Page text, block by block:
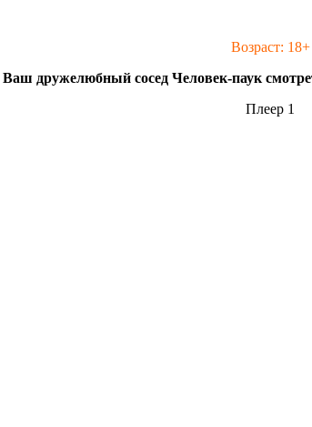
Возраст: 18+
Ваш дружелюбный сосед Человек-паук
Плеер 1